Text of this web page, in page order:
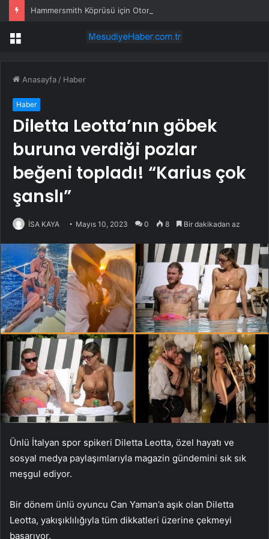
Hammersmith Köprüsü için Otonom Pod Önerisi
Menü
Anasayfa / Haber
Haber
Diletta Leotta’nın göbek
buruna verdiği pozlar
beğeni topladı! “Karius çok
şanslı”
İSA KAYA Mayıs 10, 2023 0 8 Bir dakikadan az
Ünlü İtalyan spor spikeri Diletta Leotta, özel hayatı ve
sosyal medya paylaşımlarıyla magazin gündemini sık sık
meşgul ediyor.
Bir dönem ünlü oyuncu Can Yaman’a aşık olan Diletta
Leotta, yakışıklılığıyla tüm dikkatleri üzerine çekmeyi
başarıyor.